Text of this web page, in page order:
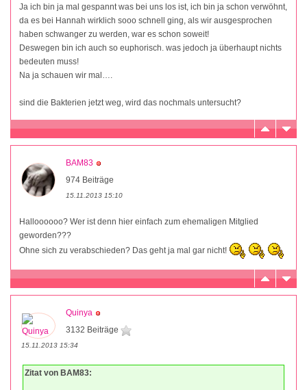
Ja ich bin ja mal gespannt was bei uns los ist, ich bin ja schon verwöhnt,
da es bei Hannah wirklich sooo schnell ging, als wir ausgesprochen
haben schwanger zu werden, war es schon soweit!
Deswegen bin ich auch so euphorisch. was jedoch ja überhaupt nichts
bedeuten muss!
Na ja schauen wir mal….
sind die Bakterien jetzt weg, wird das nochmals untersucht?
BAM83
974 Beiträge
15.11.2013 15:10
Halloooooo? Wer ist denn hier einfach zum ehemaligen Mitglied
geworden???
Ohne sich zu verabschieden? Das geht ja mal gar nicht!
Quinya
3132 Beiträge
15.11.2013 15:34
Zitat von BAM83: